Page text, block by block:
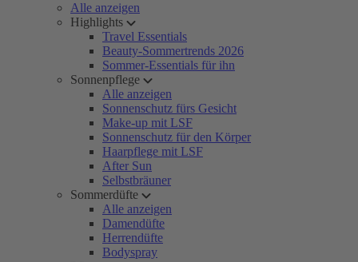
Alle anzeigen
Highlights
Travel Essentials
Beauty-Sommertrends 2026
Sommer-Essentials für ihn
Sonnenpflege
Alle anzeigen
Sonnenschutz fürs Gesicht
Make-up mit LSF
Sonnenschutz für den Körper
Haarpflege mit LSF
After Sun
Selbstbräuner
Sommerdüfte
Alle anzeigen
Damendüfte
Herrendüfte
Bodyspray